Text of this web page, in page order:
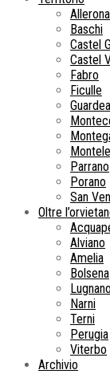
Allerona
Baschi
Castel
Castel
Fabro
Ficulle
Guardea
Parrano
Porano
San
Oltre
Alviano
Amelia
Bolsena
Lugnano
Narni
Terni
Perugia
Viterbo
Archivio